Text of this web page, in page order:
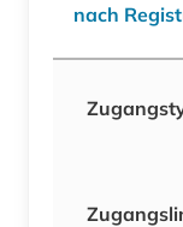
nach